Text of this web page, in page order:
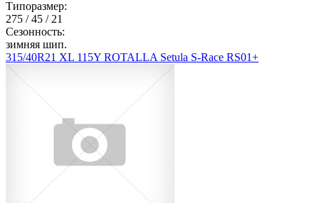
Типоразмер:
275 / 45 / 21
Сезонность:
зимняя шип.
315/40R21 XL 115Y ROTALLA Setula S-Race RS01+